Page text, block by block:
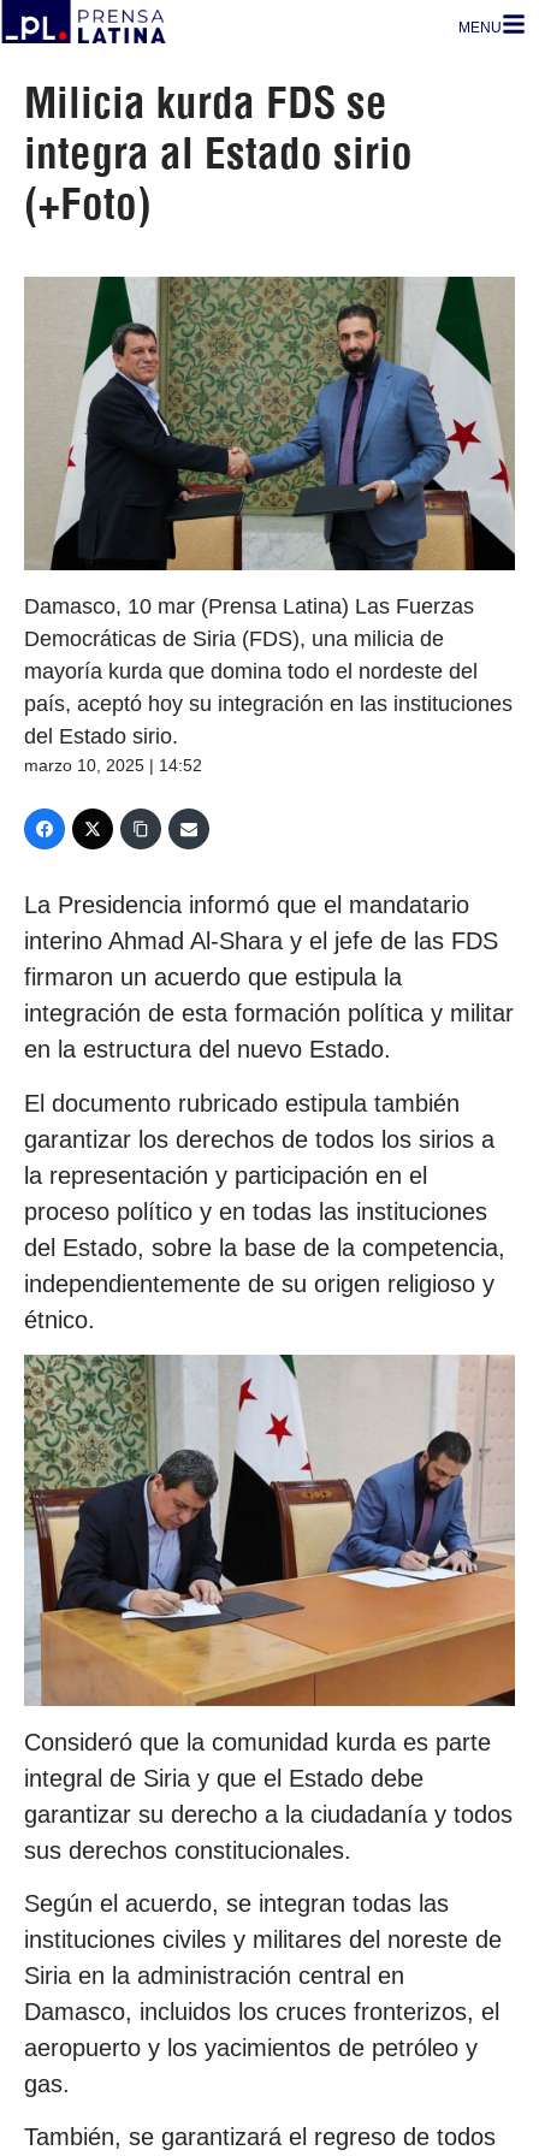
MENU
Milicia kurda FDS se
integra al Estado sirio
(+Foto)
Damasco, 10 mar (Prensa Latina) Las Fuerzas
Democráticas de Siria (FDS), una milicia de
mayoría kurda que domina todo el nordeste del
país, aceptó hoy su integración en las instituciones
del Estado sirio.
marzo 10, 2025 | 14:52
La Presidencia informó que el mandatario
interino Ahmad Al-Shara y el jefe de las FDS
firmaron un acuerdo que estipula la
integración de esta formación política y militar
en la estructura del nuevo Estado.
El documento rubricado estipula también
garantizar los derechos de todos los sirios a
la representación y participación en el
proceso político y en todas las instituciones
del Estado, sobre la base de la competencia,
independientemente de su origen religioso y
étnico.
Consideró que la comunidad kurda es parte
integral de Siria y que el Estado debe
garantizar su derecho a la ciudadanía y todos
sus derechos constitucionales.
Según el acuerdo, se integran todas las
instituciones civiles y militares del noreste de
Siria en la administración central en
Damasco, incluidos los cruces fronterizos, el
aeropuerto y los yacimientos de petróleo y
gas.
También, se garantizará el regreso de todos